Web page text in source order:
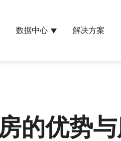
数据中心 解决方案
的优势